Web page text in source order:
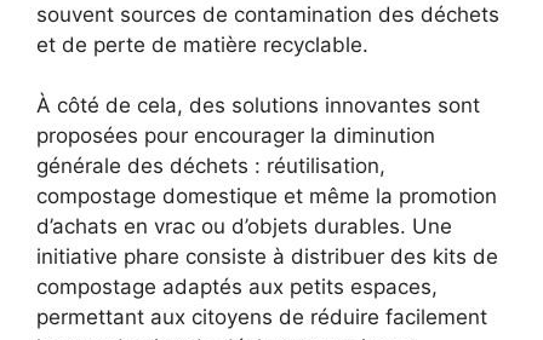
souvent sources de contamination des déchets
et de perte de matière recyclable.
À côté de cela, des solutions innovantes sont
proposées pour encourager la diminution
générale des déchets : réutilisation,
compostage domestique et même la promotion
d’achats en vrac ou d’objets durables. Une
initiative phare consiste à distribuer des kits de
compostage adaptés aux petits espaces,
permettant aux citoyens de réduire facilement